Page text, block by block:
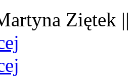
Ziętek